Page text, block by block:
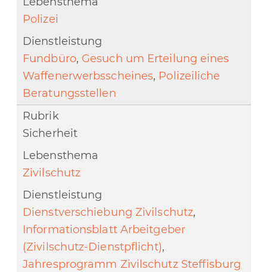
Polizei
Fundbüro, Gesuch um Erteilung eines
Waffenerwerbsscheines, Polizeiliche
Beratungsstellen
Sicherheit
Zivilschutz
Dienstverschiebung Zivilschutz,
Informationsblatt Arbeitgeber
(Zivilschutz-Dienstpflicht),
Jahresprogramm Zivilschutz Steffisburg